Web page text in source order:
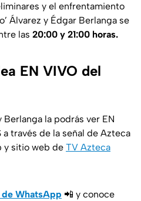
y el enfrentamiento
Álvarez y Édgar Berlanga se
las 20:00 y 21:00 horas.
EN VIVO del
Berlanga la podrás ver EN
través de la señal de Azteca
y sitio web de TV Azteca
de WhatsApp 📲 y conoce